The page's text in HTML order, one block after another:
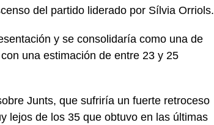
del partido liderado por Sílvia Orriols.
y se consolidaría como una de
una estimación de entre 23 y 25
Junts, que sufriría un fuerte retroceso
lejos de los 35 que obtuvo en las últimas